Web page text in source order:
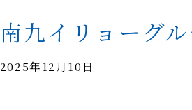
南九イリョーグ
2025年12月10日